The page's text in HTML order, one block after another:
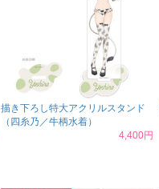
描き下ろし特大アクリルスタンド
（四糸乃／牛柄水着）
4,400円